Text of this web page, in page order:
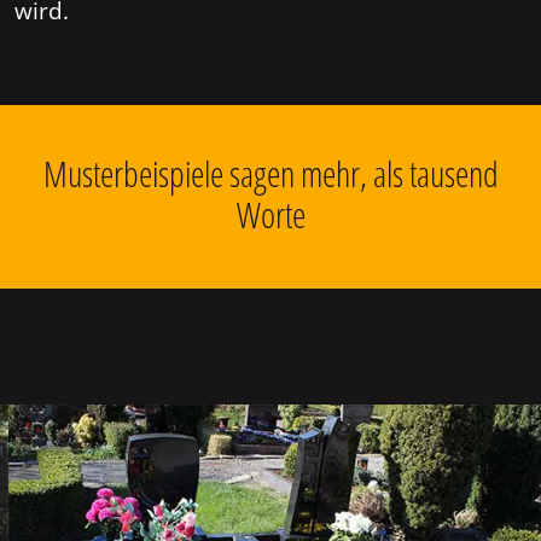
wird.
Musterbeispiele sagen mehr, als tausend
Worte